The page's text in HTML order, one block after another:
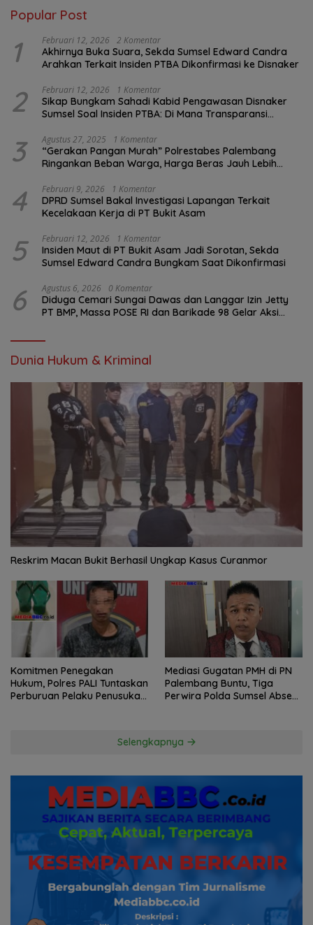
Popular Post
1 Februari 12, 2026 2 Komentar
Akhirnya Buka Suara, Sekda Sumsel Edward Candra
Arahkan Terkait Insiden PTBA Dikonfirmasi ke Disnaker
2 Februari 12, 2026 1 Komentar
Sikap Bungkam Sahadi Kabid Pengawasan Disnaker
Sumsel Soal Insiden PTBA: Di Mana Transparansi
3 Agustus 27, 2025 1 Komentar
“Gerakan Pangan Murah” Polrestabes Palembang
Ringankan Beban Warga, Harga Beras Jauh Lebih
4 Februari 9, 2026 1 Komentar
DPRD Sumsel Bakal Investigasi Lapangan Terkait
Kecelakaan Kerja di PT Bukit Asam
5 Februari 12, 2026 1 Komentar
Insiden Maut di PT Bukit Asam Jadi Sorotan, Sekda
Sumsel Edward Candra Bungkam Saat Dikonfirmasi
6 Agustus 6, 2026 0 Komentar
Diduga Cemari Sungai Dawas dan Langgar Izin Jetty
PT BMP, Massa POSE RI dan Barikade 98 Gelar Aksi
Dunia Hukum & Kriminal
Reskrim Macan Bukit Berhasil Ungkap Kasus Curanmor
Komitmen Penegakan
Hukum, Polres PALI Tuntaskan
Perburuan Pelaku Penusukan
Mediasi Gugatan PMH di PN
Palembang Buntu, Tiga
Perwira Polda Sumsel Absen,
Selengkapnya